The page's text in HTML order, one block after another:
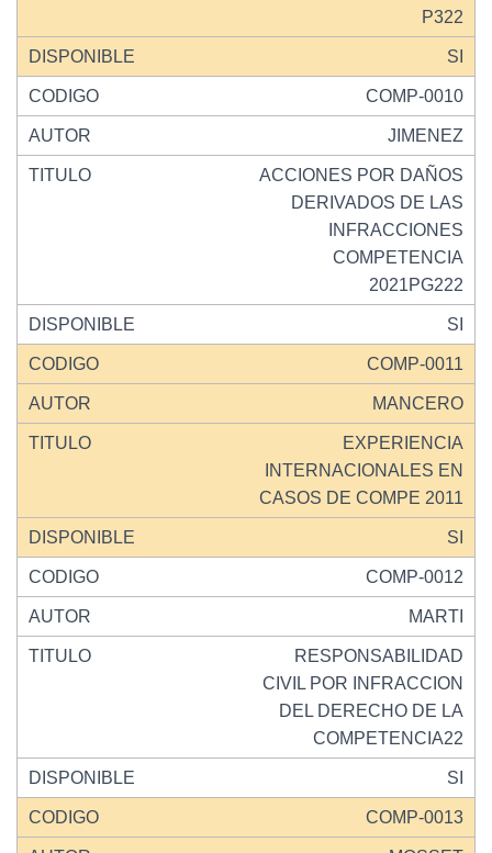
P322
SI
COMP-0010
JIMENEZ
ACCIONES POR DAÑOS
DERIVADOS DE LAS
INFRACCIONES
COMPETENCIA
2021PG222
SI
COMP-0011
MANCERO
EXPERIENCIA
INTERNACIONALES EN
CASOS DE COMPE 2011
SI
COMP-0012
MARTI
RESPONSABILIDAD
CIVIL POR INFRACCION
DEL DERECHO DE LA
COMPETENCIA22
SI
COMP-0013